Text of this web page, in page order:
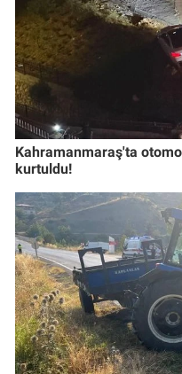
Kahramanmaraş'ta
kurtuldu!